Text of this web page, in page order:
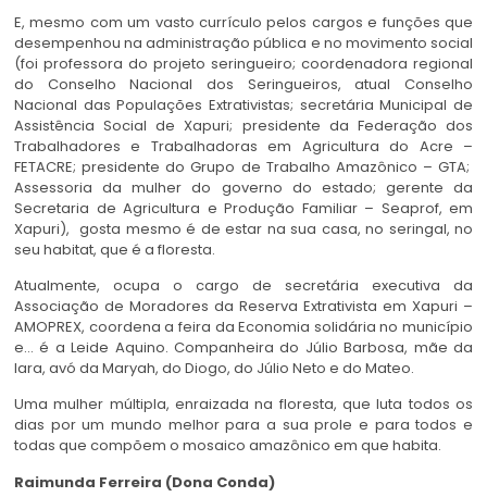
E, mesmo com um vasto currículo pelos cargos e funções que
desempenhou na administração pública e no movimento social
(foi professora do projeto seringueiro; coordenadora regional
do Conselho Nacional dos Seringueiros, atual Conselho
Nacional das Populações Extrativistas; secretária Municipal de
Assistência Social de Xapuri; presidente da Federação dos
Trabalhadores e Trabalhadoras em Agricultura do Acre –
FETACRE; presidente do Grupo de Trabalho Amazônico – GTA;
Assessoria da mulher do governo do estado; gerente da
Secretaria de Agricultura e Produção Familiar – Seaprof, em
Xapuri), gosta mesmo é de estar na sua casa, no seringal, no
seu habitat, que é a floresta.
Atualmente, ocupa o cargo de secretária executiva da
Associação de Moradores da Reserva Extrativista em Xapuri –
AMOPREX, coordena a feira da Economia solidária no município
e… é a Leide Aquino. Companheira do Júlio Barbosa, mãe da
Iara, avó da Maryah, do Diogo, do Júlio Neto e do Mateo.
Uma mulher múltipla, enraizada na floresta, que luta todos os
dias por um mundo melhor para a sua prole e para todos e
todas que compõem o mosaico amazônico em que habita.
Raimunda Ferreira (Dona Conda)